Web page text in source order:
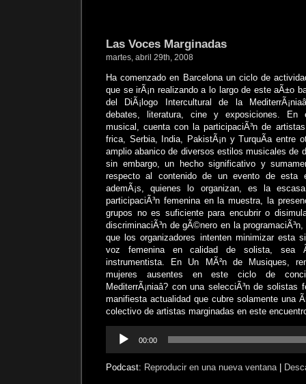
Las Voces Marginadas
martes, abril 29th, 2008
Ha comenzado en Barcelona un ciclo de
que se irÃ¡n realizando a lo largo de este aÃ±o
del DiÃ¡logo Intercultural de la
debates, literatura, cine y exposiciones. En
musical, cuenta con la participaciÃ³n de
frica, Serbia, India, PakistÃ¡n y TurquÃ­a entre
amplio abanico de diversos estilos musicales de
sin embargo, un hecho significativo y
respecto al contenido de un evento de esta
ademÃ¡s, quienes lo organizan, es la
participaciÃ³n femenina en la muestra, la
grupos no es suficiente para encubrir o
discriminaciÃ³n de gÃ©nero en la
que los organizadores intenten minimizar esta
voz femenina en calidad de solista, sea
instrumentista. En Un MÃ²n de Musiques,
mujeres ausentes en este ciclo de
MediterrÃ¡niaâ? con una selecciÃ³n de
manifiesta actualidad que cubre solamente una
colectivo de artistas marginadas en este
audio
00:00
Podcast: Reproducir en una nueva ventana|